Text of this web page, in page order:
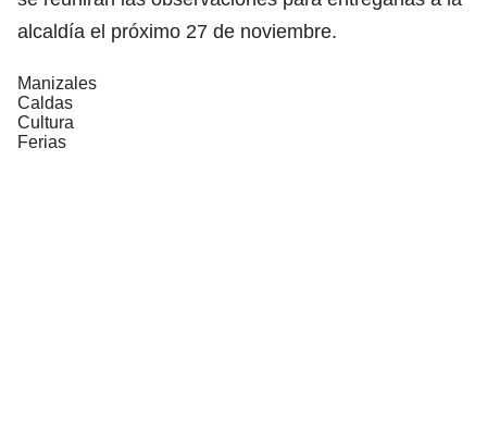
alcaldía el próximo 27 de noviembre.
Manizales
Caldas
Cultura
Ferias